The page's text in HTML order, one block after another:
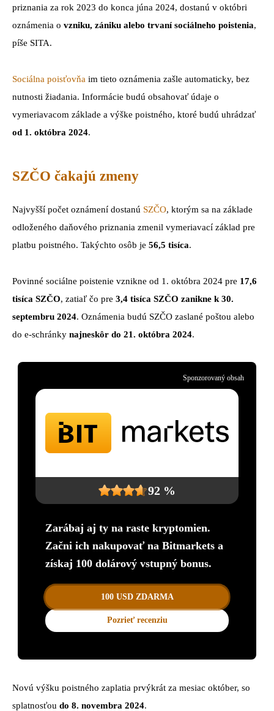
priznania za rok 2023 do konca júna 2024, dostanú v októbri
oznámenia o vzniku, zániku alebo trvaní sociálneho poistenia,
píše SITA.
Sociálna poisťovňa im tieto oznámenia zašle automaticky, bez
nutnosti žiadania. Informácie budú obsahovať údaje o
vymeriavacom základe a výške poistného, ktoré budú uhrádzať
od 1. októbra 2024.
SZČO čakajú zmeny
Najvyšší počet oznámení dostanú SZČO, ktorým sa na základe
odloženého daňového priznania zmenil vymeriavací základ pre
platbu poistného. Takýchto osôb je 56,5 tisíca.
Povinné sociálne poistenie vznikne od 1. októbra 2024 pre 17,6
tisíca SZČO, zatiaľ čo pre 3,4 tisíca SZČO zanikne k 30.
septembru 2024. Oznámenia budú SZČO zaslané poštou alebo
do e-schránky najneskôr do 21. októbra 2024.
92 %
Zarábaj aj ty na raste kryptomien.
Začni ich nakupovať na Bitmarkets a
získaj 100 dolárový vstupný bonus.
100 USD ZDARMA
Pozrieť recenziu
Sponzorovaný obsah
Novú výšku poistného zaplatia prvýkrát za mesiac október, so
splatnosťou do 8. novembra 2024.